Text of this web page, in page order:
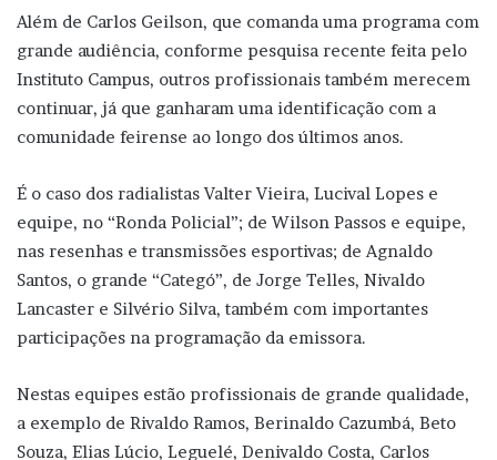
Além de Carlos Geilson, que comanda uma programa com
grande audiência, conforme pesquisa recente feita pelo
Instituto Campus, outros profissionais também merecem
continuar, já que ganharam uma identificação com a
comunidade feirense ao longo dos últimos anos.
É o caso dos radialistas Valter Vieira, Lucival Lopes e
equipe, no “Ronda Policial”; de Wilson Passos e equipe,
nas resenhas e transmissões esportivas; de Agnaldo
Santos, o grande “Categó”, de Jorge Telles, Nivaldo
Lancaster e Silvério Silva, também com importantes
participações na programação da emissora.
Nestas equipes estão profissionais de grande qualidade,
a exemplo de Rivaldo Ramos, Berinaldo Cazumbá, Beto
Souza, Elias Lúcio, Leguelé, Denivaldo Costa, Carlos